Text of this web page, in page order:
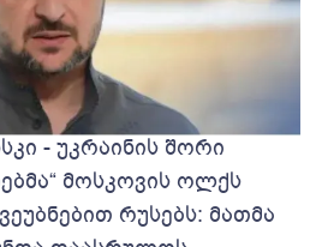
- უკრაინის შორი
მოსკოვის ოლქს
რუსებს: მათმა